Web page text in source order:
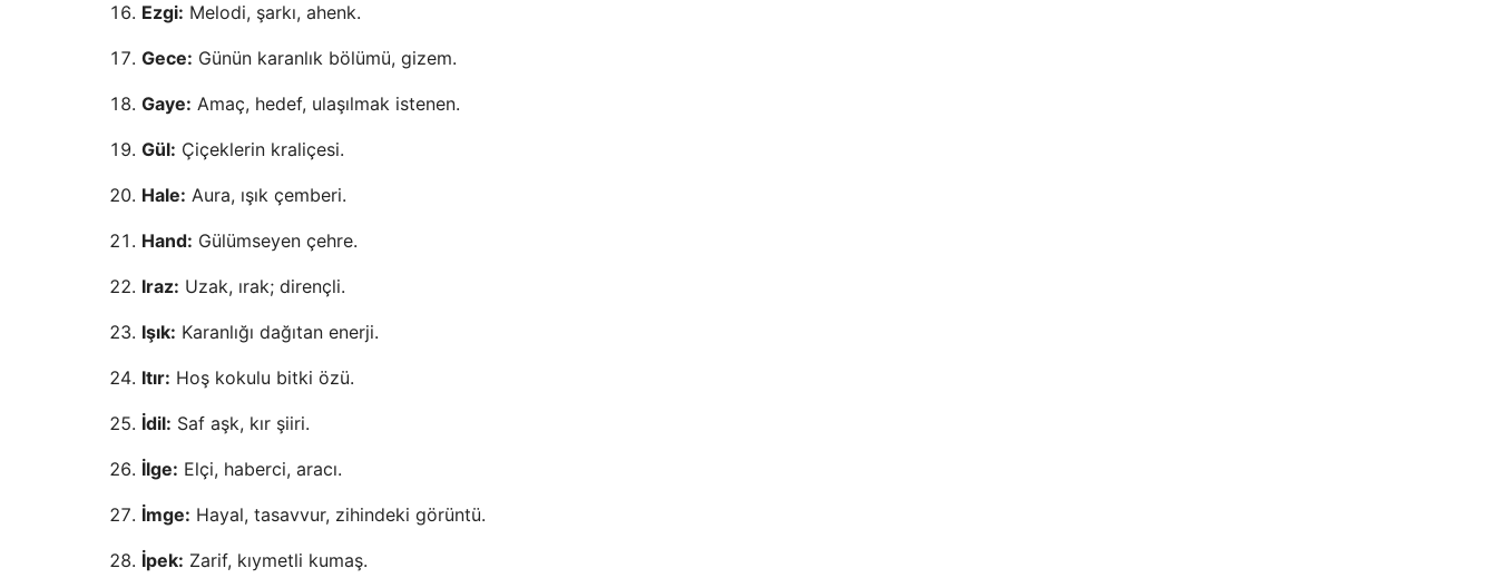
Ezgi: Melodi, şarkı, ahenk.
Gece: Günün karanlık bölümü, gizem.
Gaye: Amaç, hedef, ulaşılmak istenen.
Gül: Çiçeklerin kraliçesi.
Hale: Aura, ışık çemberi.
Hand: Gülümseyen çehre.
Iraz: Uzak, ırak; dirençli.
Işık: Karanlığı dağıtan enerji.
Itır: Hoş kokulu bitki özü.
İdil: Saf aşk, kır şiiri.
İlge: Elçi, haberci, aracı.
İmge: Hayal, tasavvur, zihindeki görüntü.
İpek: Zarif, kıymetli kumaş.